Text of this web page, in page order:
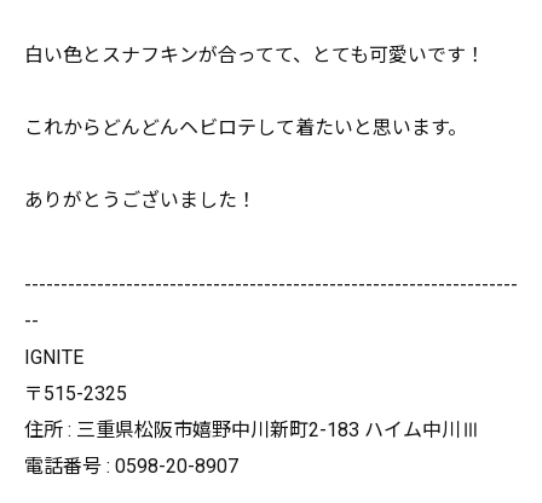
白い色とスナフキンが合ってて、とても可愛いです！
これからどんどんヘビロテして着たいと思います。
ありがとうございました！
--------------------------------------------------------------------
--
IGNITE
〒515-2325
住所 : 三重県松阪市嬉野中川新町2-183 ハイム中川Ⅲ
電話番号 : 0598-20-8907